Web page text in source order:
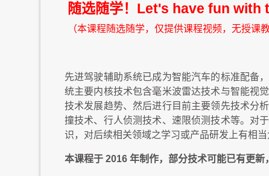
随选随学！Let's have fun with
（本课程随选随学，仅提供课程视频，无授课
先进驾驶辅助系统已成为智能汽车的标准配备
统主要内核技术包含毫米波雷达技术与智能视
技术发展趋势、然后进行目前主要领先技术分
撞技术、行人侦测技术、速限侦测技术等。对
识，对后续相关领域之学习或产品研发上有相当
本课程于 2016 年制作，部分技术可能已有更新